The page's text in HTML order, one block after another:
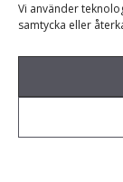
Vi använder
samtycka eller